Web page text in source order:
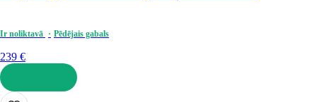
Ir noliktavā Pēdējais gabals
239 €
LIKT GROZĀ